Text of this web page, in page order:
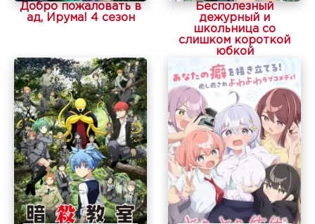
Добро пожаловать в
ад, Ирума! 4 сезон
Бесполезный
дежурный и
школьница со
слишком короткой
юбкой